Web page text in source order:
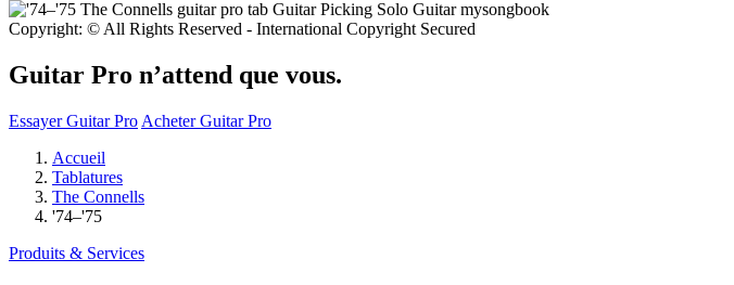
Copyright: © All Rights Reserved - International Copyright Secured
Guitar Pro n’attend que vous.
Essayer Guitar Pro Acheter Guitar Pro
Accueil
Tablatures
The Connells
'74–'75
Produits & Services